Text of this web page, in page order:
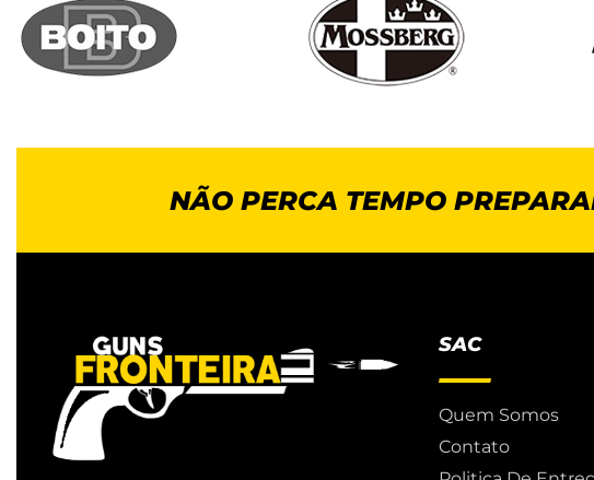
NÃO PERCA TEMPO
SAC
Quem Somos
Contato